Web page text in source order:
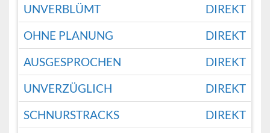
UNVERBLÜMT
DIREKT
OHNE PLANUNG
DIREKT
AUSGESPROCHEN
DIREKT
UNVERZÜGLICH
DIREKT
SCHNURSTRACKS
DIREKT